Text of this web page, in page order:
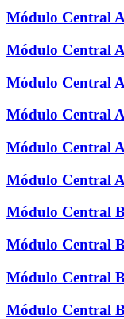
Módulo Central
Módulo Central
Módulo Central
Módulo Central
Módulo Central
Módulo Central
Módulo Central
Módulo Central
Módulo Central
Módulo Central